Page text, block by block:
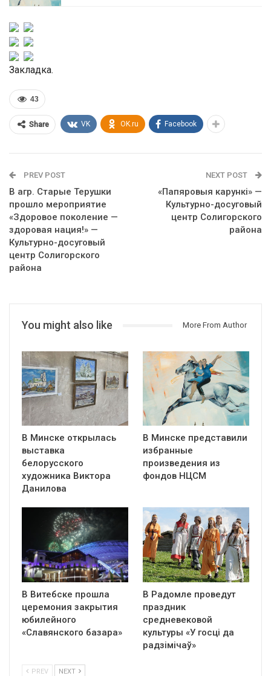
Закладка.
43
Share VK OK.ru Facebook
PREV POST
В агр. Старые Терушки
прошло мероприятие
«Здоровое поколение —
здоровая нация!» —
Культурно-досуговый
центр Солигорского
района
NEXT POST
«Папяровыя карункі» —
Культурно-досуговый
центр Солигорского
района
You might also like More From Author
В Минске открылась
выставка
белорусского
художника Виктора
Данилова
В Минске представили
избранные
произведения из
фондов НЦСМ
В Витебске прошла
церемония закрытия
юбилейного
«Славянского базара»
В Радомле проведут
праздник
средневековой
культуры «У госці да
радзімічаў»
PREV NEXT